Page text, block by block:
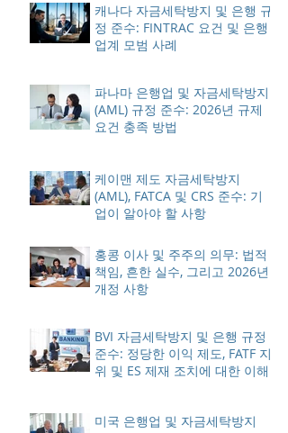
캐나다 자금세탁방지 및 은행 규
정 준수: FINTRAC 요건 및 은행
업계 모범 사례
파나마 은행업 및 자금세탁방지
(AML) 규정 준수: 2026년 규제
요건 충족 방법
케이맨 제도 자금세탁방지
(AML), FATCA 및 CRS 준수: 기
업이 알아야 할 사항
홍콩 이사 및 주주의 의무: 법적
책임, 흔한 실수, 그리고 2026년
개정 사항
BVI 자금세탁방지 및 은행 규정
준수: 정당한 이익 제도, FATF 지
위 및 ES 제재 조치에 대한 이해
미국 은행업 및 자금세탁방지